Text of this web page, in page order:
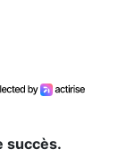
succès.